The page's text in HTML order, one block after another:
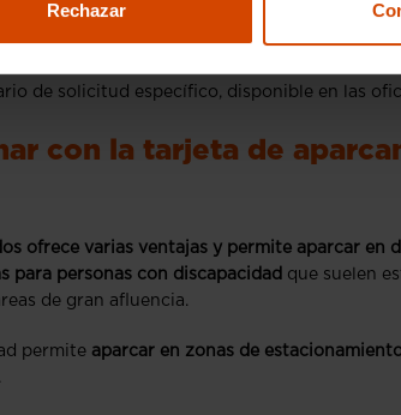
Rechazar
del solicitante y, en algunos casos, del
del solicitante para la emisión de la
para acreditar la residencia en el
de solicitud específico, disponible en las
con la tarjeta de
ofrece varias ventajas y permite aparcar en
para personas con discapacidad que suelen
de gran afluencia.
permite aparcar en zonas de